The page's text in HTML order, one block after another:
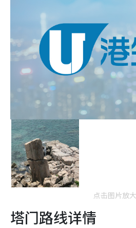
点击图片放大
塔门路线详情